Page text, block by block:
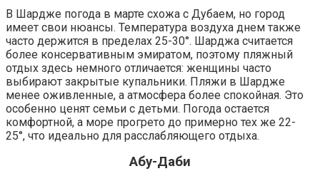
В Шардже погода в марте схожа с Дубаем, но город
имеет свои нюансы. Температура воздуха днем также
часто держится в пределах 25-30°. Шарджа считается
более консервативным эмиратом, поэтому пляжный
отдых здесь немного отличается: женщины часто
выбирают закрытые купальники. Пляжи в Шардже
менее оживленные, а атмосфера более спокойная. Это
особенно ценят семьи с детьми. Погода остается
комфортной, а море прогрето до примерно тех же 22-
25°, что идеально для расслабляющего отдыха.
Абу-Даби